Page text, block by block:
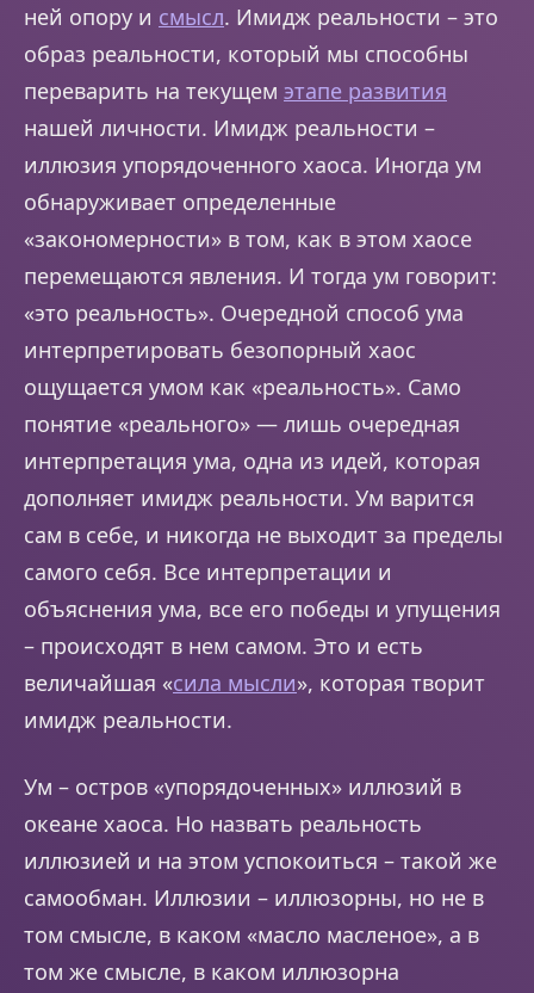
ней опору и смысл. Имидж реальности – это
образ реальности, который мы способны
переварить на текущем этапе развития
нашей личности. Имидж реальности –
иллюзия упорядоченного хаоса. Иногда ум
обнаруживает определенные
«закономерности» в том, как в этом хаосе
перемещаются явления. И тогда ум говорит:
«это реальность». Очередной способ ума
интерпретировать безопорный хаос
ощущается умом как «реальность». Само
понятие «реального» — лишь очередная
интерпретация ума, одна из идей, которая
дополняет имидж реальности. Ум варится
сам в себе, и никогда не выходит за пределы
самого себя. Все интерпретации и
объяснения ума, все его победы и упущения
– происходят в нем самом. Это и есть
величайшая «сила мысли», которая творит
имидж реальности.
Ум – остров «упорядоченных» иллюзий в
океане хаоса. Но назвать реальность
иллюзией и на этом успокоиться – такой же
самообман. Иллюзии – иллюзорны, но не в
том смысле, в каком «масло масленое», а в
том же смысле, в каком иллюзорна